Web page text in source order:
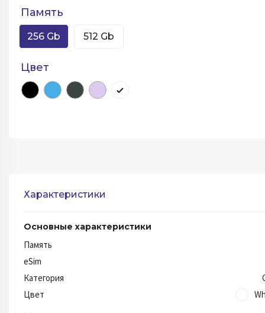
Память
256 Gb 512 Gb
Цвет
Характеристики
Основные характеристики
Память
eSim
Категория
Цвет